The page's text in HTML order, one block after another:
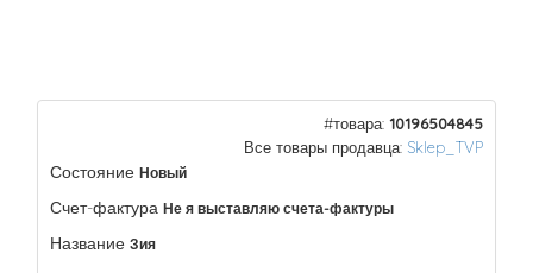
#товара: 10196504845
Все товары продавца: Sklep_TVP
Состояние Новый
Счет-фактура Не я выставляю счета-фактуры
Название Зия